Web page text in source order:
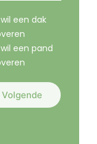
een dak
een pand
Volgende